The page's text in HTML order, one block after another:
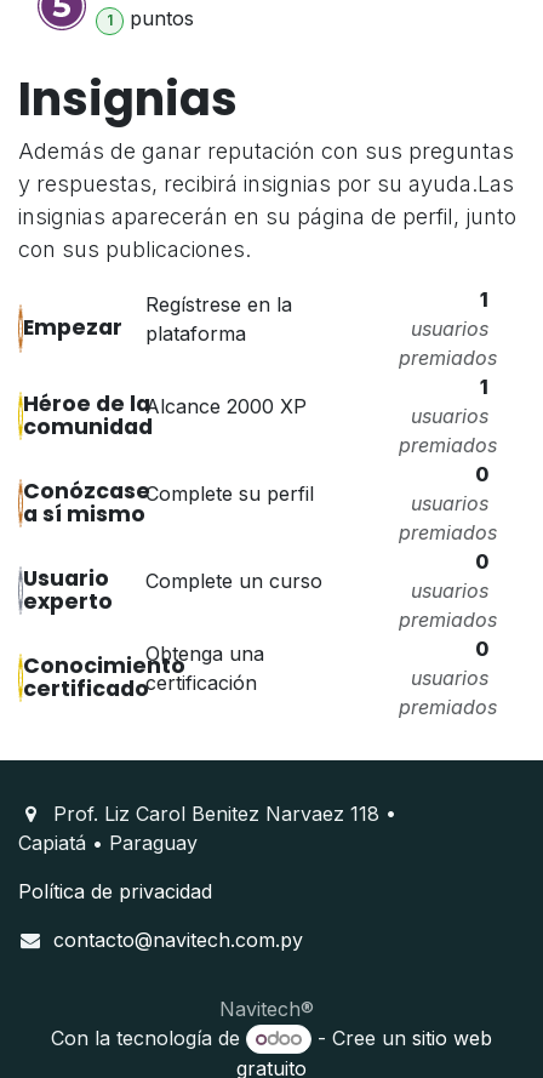
1 puntos
Insignias
Además de ganar reputación con sus preguntas
y respuestas, recibirá insignias por su ayuda.Las
insignias aparecerán en su página de perfil, junto
con sus publicaciones.
Empezar
Regístrese en la
plataforma
1
usuarios
premiados
Héroe de la
comunidad
Alcance 2000 XP
1
usuarios
premiados
Conózcase
a sí mismo
Complete su perfil
0
usuarios
premiados
Usuario
experto
Complete un curso
0
usuarios
premiados
Conocimiento
certificado
Obtenga una
certificación
0
usuarios
premiados
Prof. Liz Carol Benitez Narvaez 118 •
Capiatá • Paraguay
Política de privacidad
contacto@navitech.com.py
Navitech®️
Con la tecnología de
- Cree unsitio web
gratuito